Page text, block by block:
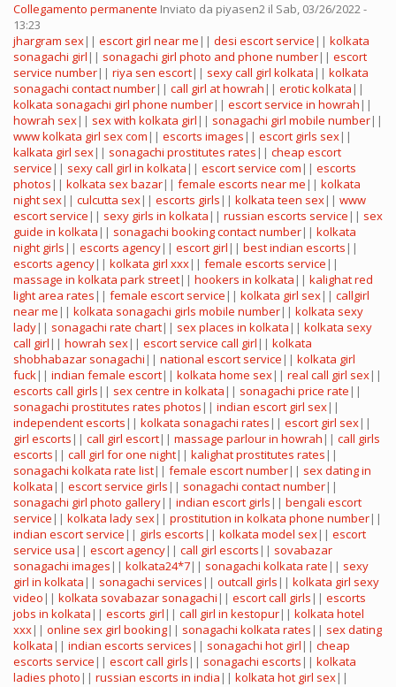
Collegamento permanente Inviato da piyasen2 il Sab, 03/26/2022 -
13:23
jhargram sex|| escort girl near me || desi escort service || kolkata
sonagachi girl || sonagachi girl photo and phone number|| escort
service number|| riya sen escort|| sexy call girl kolkata || kolkata
sonagachi contact number|| call girl at howrah || erotic kolkata ||
kolkata sonagachi girl phone number|| escort service in howrah ||
howrah sex|| sex with kolkata girl || sonagachi girl mobile number||
www kolkata girl sex com || escorts images || escort girls sex||
kalkata girl sex|| sonagachi prostitutes rates || cheap escort
service || sexy call girl in kolkata || escort service com || escorts
photos || kolkata sex bazar|| female escorts near me || kolkata
night sex|| culcutta sex|| escorts girls || kolkata teen sex|| www
escort service || sexy girls in kolkata || russian escorts service || sex
guide in kolkata || sonagachi booking contact number|| kolkata
night girls || escorts agency|| escort girl || best indian escorts ||
escorts agency|| kolkata girl xxx|| female escorts service ||
massage in kolkata park street|| hookers in kolkata || kalighat red
light area rates || female escort service || kolkata girl sex|| callgirl
near me || kolkata sonagachi girls mobile number|| kolkata sexy
lady|| sonagachi rate chart|| sex places in kolkata || kolkata sexy
call girl || howrah sex|| escort service call girl || kolkata
shobhabazar sonagachi || national escort service || kolkata girl
fuck|| indian female escort|| kolkata home sex|| real call girl sex||
escorts call girls || sex centre in kolkata || sonagachi price rate ||
sonagachi prostitutes rates photos || indian escort girl sex||
independent escorts || kolkata sonagachi rates || escort girl sex||
girl escorts || call girl escort|| massage parlour in howrah || call girls
escorts || call girl for one night|| kalighat prostitutes rates ||
sonagachi kolkata rate list|| female escort number|| sex dating in
kolkata || escort service girls || sonagachi contact number||
sonagachi girl photo gallery|| indian escort girls || bengali escort
service || kolkata lady sex|| prostitution in kolkata phone number||
indian escort service || girls escorts || kolkata model sex|| escort
service usa || escort agency|| call girl escorts || sovabazar
sonagachi images || kolkata24*7|| sonagachi kolkata rate || sexy
girl in kolkata || sonagachi services || outcall girls || kolkata girl sexy
video || kolkata sovabazar sonagachi || escort call girls || escorts
jobs in kolkata || escorts girl || call girl in kestopur|| kolkata hotel
xxx|| online sex girl booking|| sonagachi kolkata rates || sex dating
kolkata || indian escorts services || sonagachi hot girl || cheap
escorts service || escort call girls || sonagachi escorts || kolkata
ladies photo || russian escorts in india || kolkata hot girl sex||